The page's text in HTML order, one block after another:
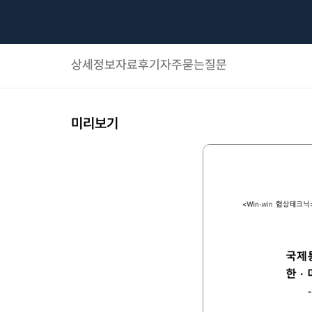
상세정보자료후기 자주묻는질문
미리보기